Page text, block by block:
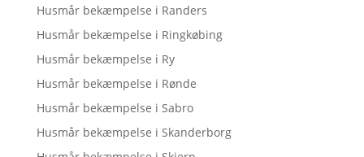
Husmår bekæmpelse i Randers
Husmår bekæmpelse i Ringkøbing
Husmår bekæmpelse i Ry
Husmår bekæmpelse i Rønde
Husmår bekæmpelse i Sabro
Husmår bekæmpelse i Skanderborg